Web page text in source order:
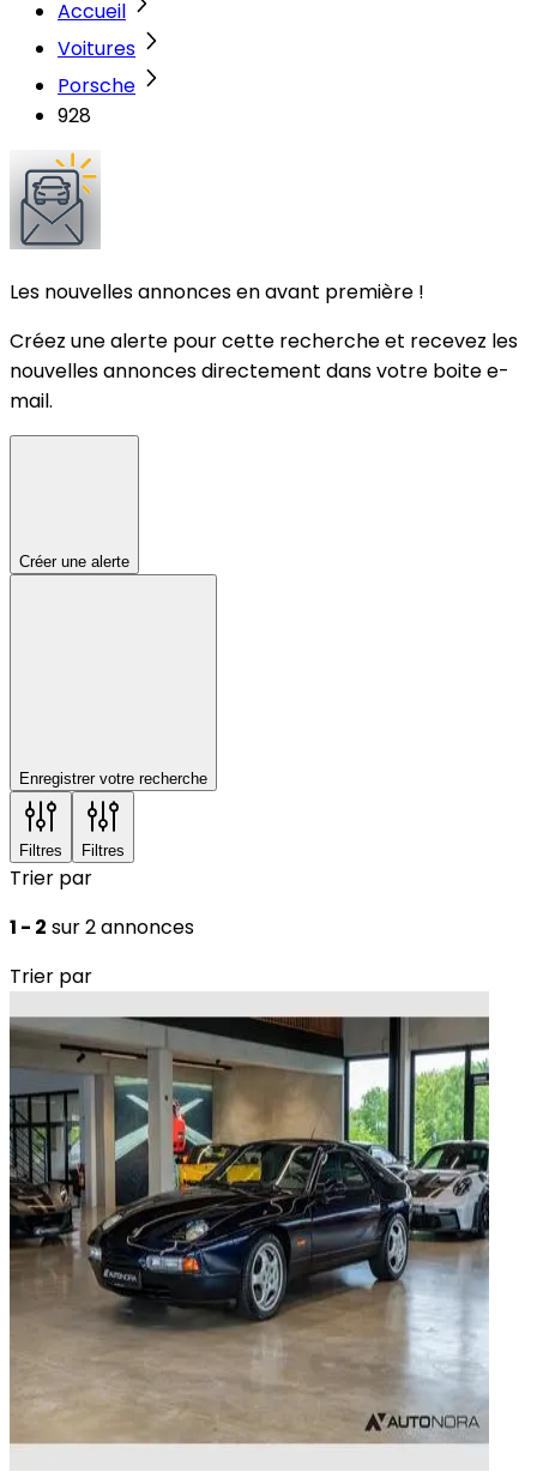
Accueil
Voitures
Porsche
928
Les nouvelles annonces en avant première !
Créez une alerte pour cette recherche et recevez les
nouvelles annonces directement dans votre boite e-
mail.
Créer une alerte
Enregistrer votre recherche
Filtres Filtres
Trier par
1 - 2 sur 2 annonces
Trier par